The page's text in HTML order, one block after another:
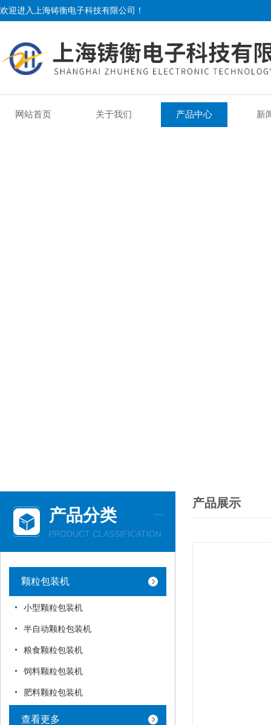
欢迎进入上海铸衡电子科技有限公司！
网站首页 关于我们 产品中心 新
产品分类
PRODUCT CLASSIFICATION
颗粒包装机
小型颗粒包装机
半自动颗粒包装机
粮食颗粒包装机
饲料颗粒包装机
肥料颗粒包装机
查看更多
产品展示